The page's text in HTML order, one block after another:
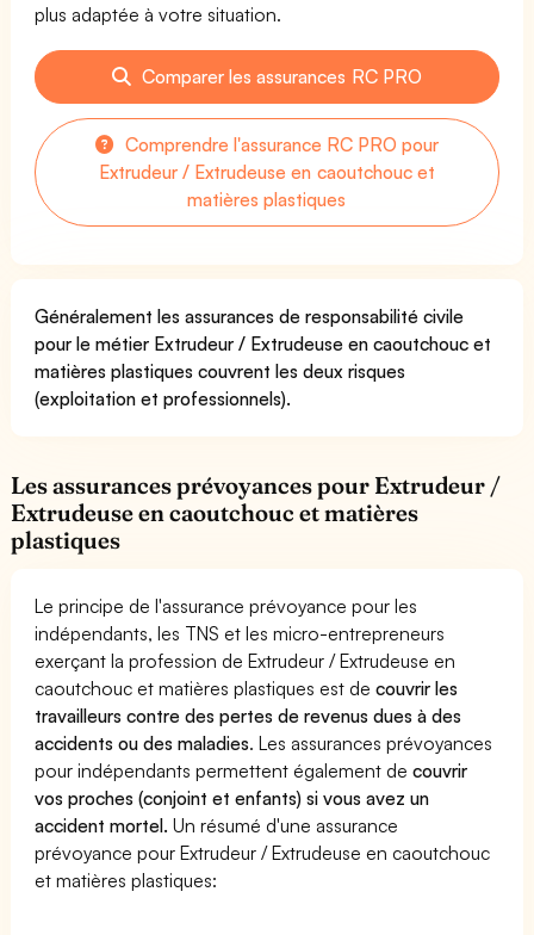
plus adaptée à votre situation.
Comparer les assurances RC PRO
Comprendre l'assurance RC PRO pour
Extrudeur / Extrudeuse en caoutchouc et
matières plastiques
Généralement les assurances de responsabilité civile
pour le métier Extrudeur / Extrudeuse en caoutchouc et
matières plastiques couvrent les deux risques
(exploitation et professionnels).
Les assurances prévoyances pour Extrudeur /
Extrudeuse en caoutchouc et matières
plastiques
Le principe de l'assurance prévoyance pour les
indépendants, les TNS et les micro-entrepreneurs
exerçant la profession de Extrudeur / Extrudeuse en
caoutchouc et matières plastiques est decouvrir les
travailleurs contre des pertes de revenus dues à des
accidents ou des maladies. Les assurances prévoyances
pour indépendants permettent également decouvrir
vos proches (conjoint et enfants) si vous avez un
accident mortel. Un résumé d'une assurance
prévoyance pour Extrudeur / Extrudeuse en caoutchouc
et matières plastiques: